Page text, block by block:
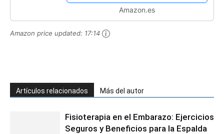
Amazon.es
Amazon price updated: 17:14
Artículos relacionados Más del autor
Fisioterapia en el Embarazo: Ejercicios
Seguros y Beneficios para la Espalda